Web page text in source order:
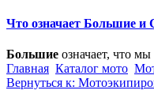
Что означает Большие и
Большие означает, что
Главная Каталог мото
Вернуться к: